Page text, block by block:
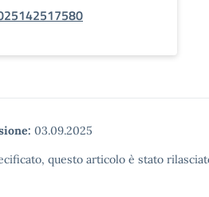
03.09.2025
questo articolo è stato